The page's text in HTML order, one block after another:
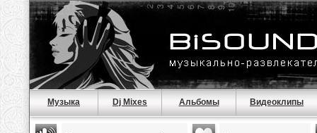
Музыка Dj Mixes Альбомы Видеоклипы